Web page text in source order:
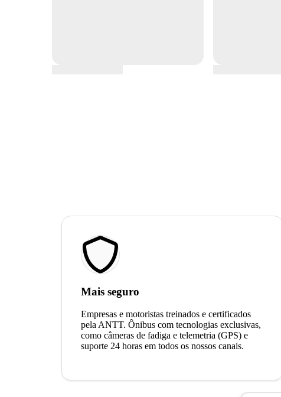
Mais seguro
Empresas e motoristas treinados e certificados
pela ANTT. Ônibus com tecnologias exclusivas,
como câmeras de fadiga e telemetria (GPS) e
suporte 24 horas em todos os nossos canais.